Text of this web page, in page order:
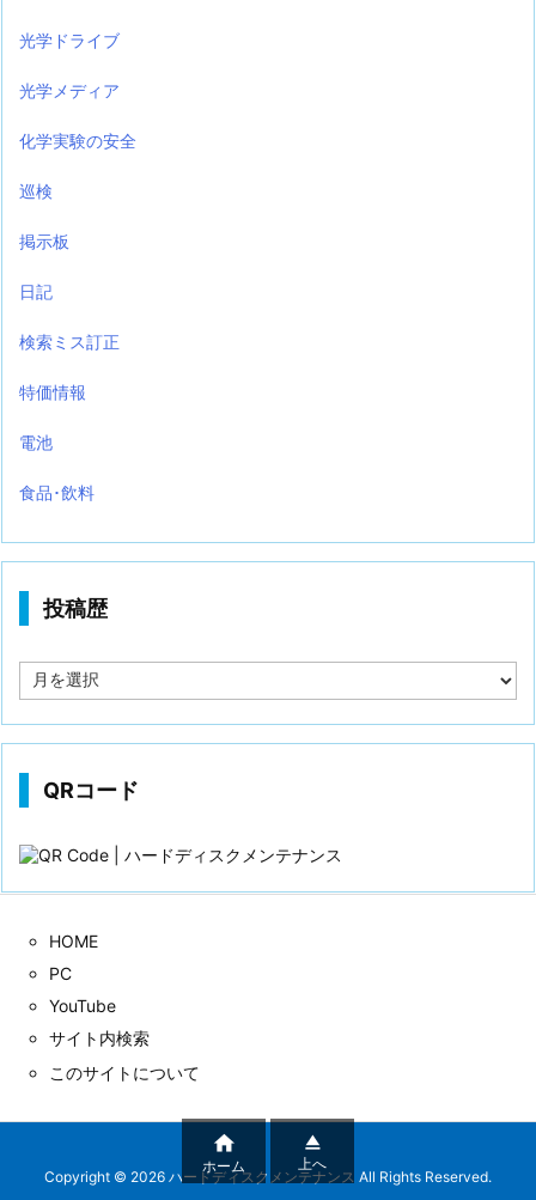
光学ドライブ
光学メディア
化学実験の安全
巡検
掲示板
日記
検索ミス訂正
特価情報
電池
食品･飲料
投稿歴
稿
QRコード
HOME
PC
YouTube
サイト内検索
このサイトについて
Copyright © 2026 ハードディスクメンテナンス All Rights Reserved.

ホーム

上へ